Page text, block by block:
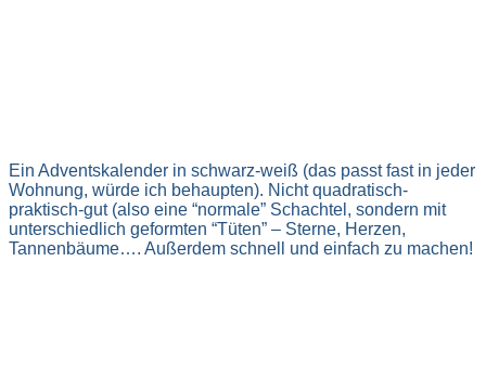
Ein Adventskalender in schwarz-weiß (das passt fast in jeder
Wohnung, würde ich behaupten). Nicht quadratisch-
praktisch-gut (also eine “normale” Schachtel, sondern mit
unterschiedlich geformten “Tüten” – Sterne, Herzen,
Tannenbäume…. Außerdem schnell und einfach zu machen!